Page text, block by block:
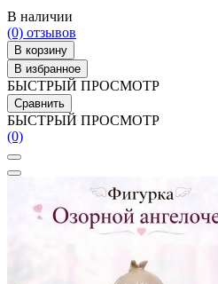
В наличии
(0) отзывов
В корзину
В избранное
БЫСТРЫЙ ПРОСМОТР
Сравнить
БЫСТРЫЙ ПРОСМОТР
(0)